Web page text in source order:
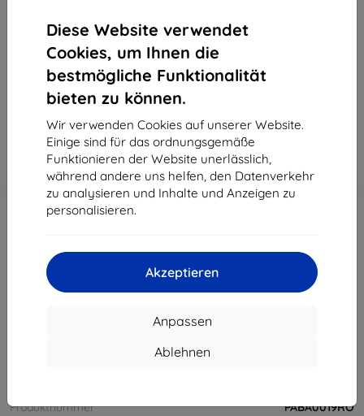
Diese Website verwendet
Cookies, um Ihnen die
bestmögliche Funktionalität
bieten zu können.
Wir verwenden Cookies auf unserer Website.
Einige sind für das ordnungsgemäße
Funktionieren der Website unerlässlich,
während andere uns helfen, den Datenverkehr
zu analysieren und Inhalte und Anzeigen zu
personalisieren.
Akzeptieren
Anpassen
Ablehnen
Kaufen Sie dieses Gerät und erhalten Sie
Rabatt
auf sämtliches Zubehör dafür!
189,90 €
170,91 €
ohne MWSt143,62 €
-10%
Rabatt mit Gutschein
EXTRA10
In den
Warenkorb
ausverkauft
ausverkauft
Weitere Varianten dieses Produkts
Produktnummer
PABA0019RO